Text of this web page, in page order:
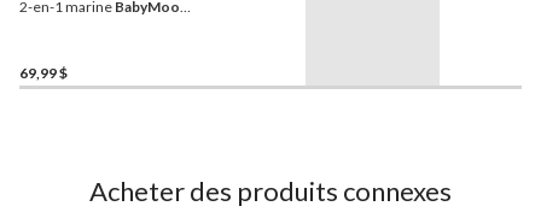
2-en-1 marine BabyMoov
69,99 $
Acheter des produits connexes